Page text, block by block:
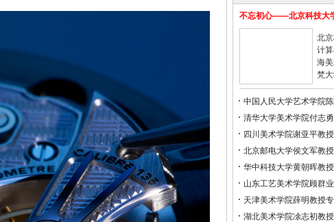
不忘初心——北京科技大
北
计
海
梵
中国人民大学艺术学院
清华大学美术学院付志
四川美术学院谢亚平教
北京邮电大学侯文军教
华中科技大学黄朝晖教
山东工艺美术学院顾群
天津美术学院薛明教授
湖北美术学院凃志初教